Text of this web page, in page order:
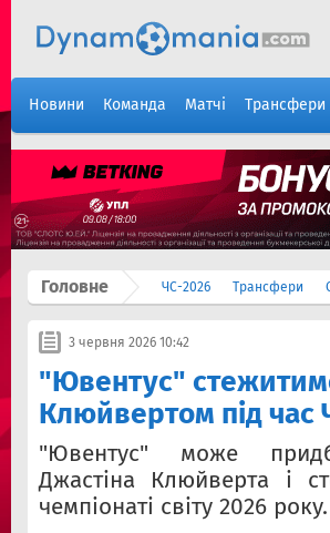
Новини Команда Матчі Трансфери
Головне ЧС-2026 Трансфери
3 червня 2026 10:42
"Ювентус"
Клюйвертом під час
"Ювентус" може
Джастіна Клюйверта і
чемпіонаті світу 2026 року.